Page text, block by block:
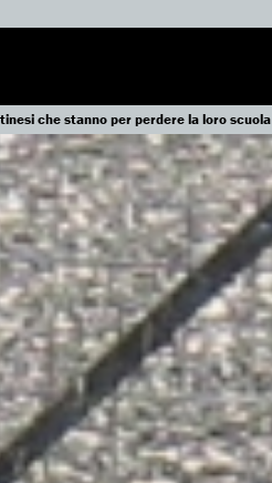
che stanno per perdere la loro scuola